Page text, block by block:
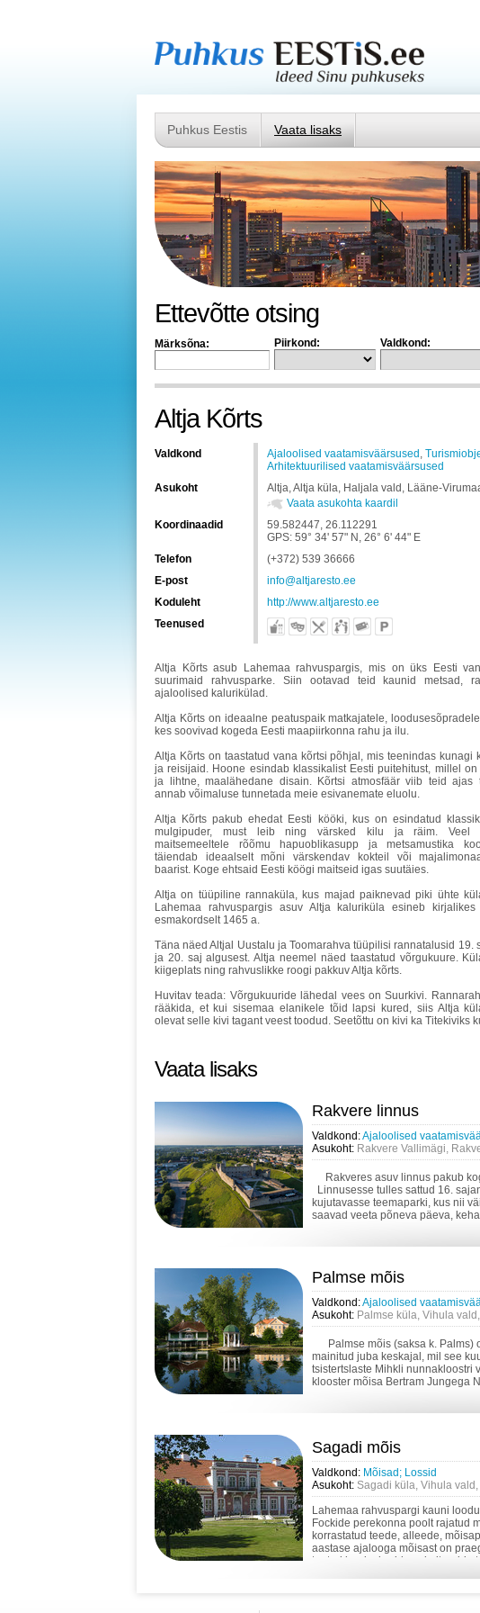
Puhkus Eestis Vaata lisaks
Ettevõtte otsing
Märksõna: Piirkond: Valdkond:
Altja Kõrts
Valdkond Ajaloolised vaatamisväärsused ,
Arhitektuurilised vaatamisväärsused
Asukoht
Altja, Altja küla, Haljala vald, Lääne-
Vaata asukohta kaardil
Koordinaadid
59.582447, 26.112291
GPS: 59° 34' 57" N, 26° 6' 44" E
Telefon
(+372) 539 36666
E-post
info@altjaresto.ee
Koduleht
http://www.altjaresto.ee
Teenused
Altja Kõrts asub Lahemaa rahvuspargis, mis on üks Eesti
suurimaid rahvusparke. Siin ootavad teid kaunid metsad,
ajaloolised kalurikülad.
Altja Kõrts on ideaalne peatuspaik matkajatele,
kes soovivad kogeda Eesti maapiirkonna rahu ja ilu.
Altja Kõrts on taastatud vana kõrtsi põhjal, mis teenindas kunagi
ja reisijaid. Hoone esindab klassikalist Eesti puitehitust, millel on
ja lihtne, maalähedane disain. Kõrtsi atmosfäär viib teid ajas
annab võimaluse tunnetada meie esivanemate eluolu.
Altja Kõrts pakub ehedat Eesti kööki, kus on esindatud
mulgipuder, must leib ning värsked kilu ja räim. Veel
maitsemeeltele rõõmu hapuoblikasupp ja metsamustika
täiendab ideaalselt mõni värskendav kokteil või
baarist. Koge ehtsaid Eesti köögi maitseid igas suutäies.
Altja on tüüpiline rannaküla, kus majad paiknevad piki ühte
Lahemaa rahvuspargis asuv Altja kaluriküla esineb kirjalikes
esmakordselt 1465 a.
Täna näed Altjal Uustalu ja Toomarahva tüüpilisi rannatalusid 19.
ja 20. saj algusest. Altja neemel näed taastatud võrgukuure.
kiigeplats ning rahvuslikke roogi pakkuv Altja kõrts.
Huvitav teada: Võrgukuuride lähedal vees on Suurkivi.
rääkida, et kui sisemaa elanikele tõid lapsi kured, siis Altja
olevat selle kivi tagant veest toodud. Seetõttu on kivi ka Titekiviks
Vaata lisaks
Rakvere linnus
Valdkond:Ajaloolised
Asukoht: Rakvere Vallimägi,
Rakveres asuv linnus pakub
Linnusesse tulles sattud 16.
kujutavasse teemaparki, kus nii
saavad veeta põneva päeva,
Palmse mõis
Valdkond:Ajaloolised
Asukoht: Palmse küla, Vihula
Palmse mõis (saksa k. Palms)
mainitud juba keskajal, mil see
tsistertslaste Mihkli nunnakloostri
klooster mõisa Bertram Jungega
Sagadi mõis
Valdkond: Mõisad; Lossid
Asukoht: Sagadi küla, Vihula
Lahemaa rahvuspargi kauni
Fockide perekonna poolt rajatud
korrastatud teede, alleede,
aastase ajalooga mõisast on
tuntud loodusharidus-, kultuuri-ja